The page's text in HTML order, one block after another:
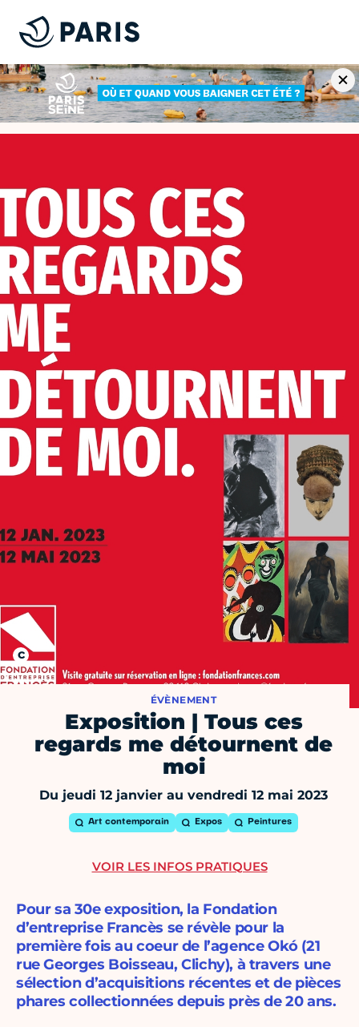
ÉVÈNEMENT
Exposition | Tous ces
regards me détournent de
moi
Du jeudi 12 janvier au vendredi 12 mai 2023
Art contemporain Expos Peintures
Pour sa 30e exposition, la Fondation
d’entreprise Francès se révèle pour la
première fois au coeur de l’agence Okó (21
rue Georges Boisseau, Clichy), à travers une
sélection d’acquisitions récentes et de pièces
phares collectionnées depuis près de 20 ans.
VOIR LES INFOS PRATIQUES